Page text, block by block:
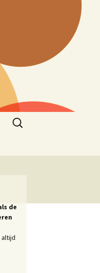
Zoeken
naar:
de
altijd